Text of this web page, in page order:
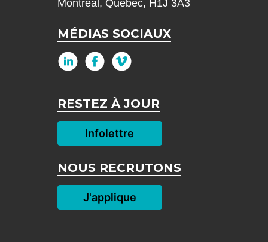
Montréal, Québec, H1J 3A3
MÉDIAS SOCIAUX
RESTEZ À JOUR
Infolettre
NOUS RECRUTONS
J'applique